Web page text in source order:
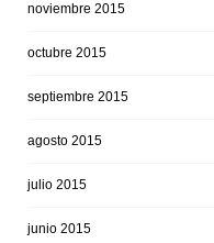
noviembre 2015
octubre 2015
septiembre 2015
agosto 2015
julio 2015
junio 2015